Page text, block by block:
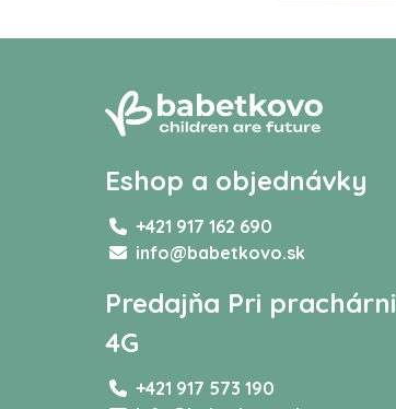
Eshop a objednávky
+421 917 162 690
info@babetkovo.sk
Predajňa Pri prachárni
4G
+421 917 573 190